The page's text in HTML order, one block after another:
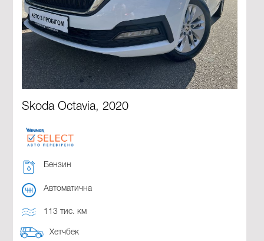
Skoda Octavia, 2020
Бензин
Автоматична
113 тис. км
Хетчбек